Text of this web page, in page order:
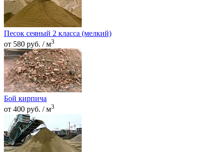
Песок сеяный 2 класса (мелкий)
от 580 руб. / м3
Бой кирпича
от 400 руб. / м3